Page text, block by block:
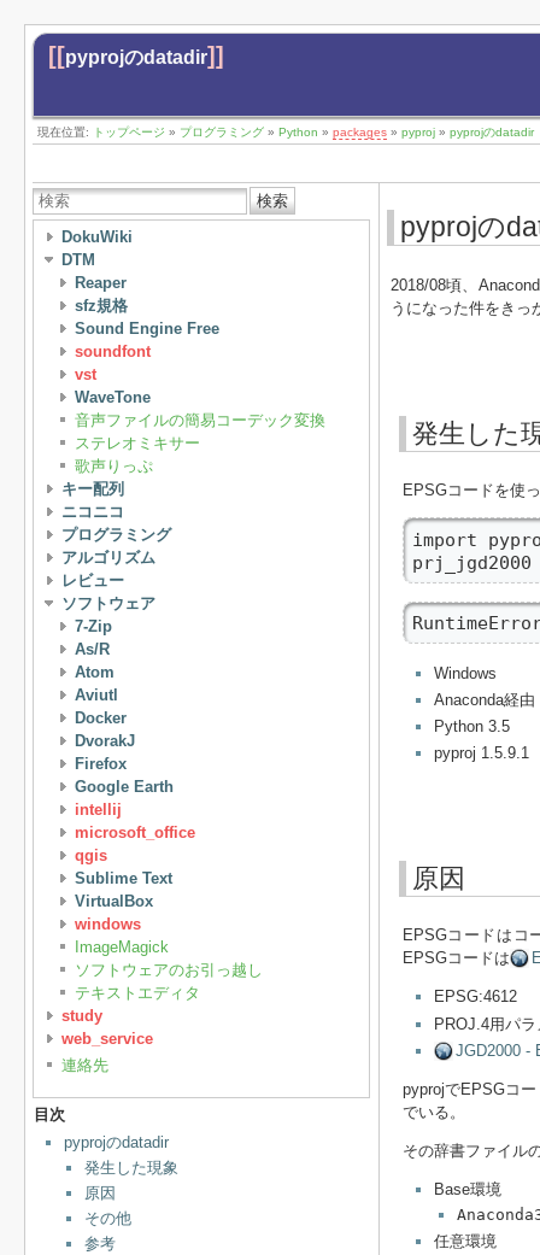
[[pyprojのdatadir]]
現在位置: トップページ » プログラミング » Python » packages » pyproj » pyprojのdatadir
検索
DokuWiki
DTM
Reaper
sfz規格
Sound Engine Free
soundfont
vst
WaveTone
音声ファイルの簡易コーデック変換
ステレオミキサー
歌声りっぷ
キー配列
ニコニコ
プログラミング
アルゴリズム
レビュー
ソフトウェア
7-Zip
As/R
Atom
Aviutl
Docker
DvorakJ
Firefox
Google Earth
intellij
microsoft_office
qgis
Sublime Text
VirtualBox
windows
ImageMagick
ソフトウェアのお引っ越し
テキストエディタ
study
web_service
連絡先
目次
pyprojのdatadir
発生した現象
原因
その他
参考
pyprojの
2018/08頃、
うになった件をきっ
発生した
EPSGコードを使
import
Windows
Anaconda経由
Python 3.5
pyproj 1.5.9.1
原因
EPSGコードはコ
EPSGコードは
EPSG:4612
PROJ.4用パ
JGD2000 -
pyprojでEPSGコ
でいる。
その辞書ファイル
Base環境
任意環境